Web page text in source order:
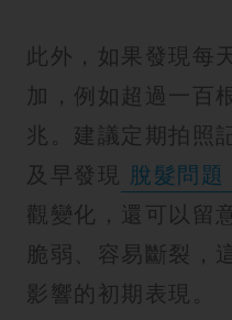
此外，如果發現每
加，例如超過一百
兆。建議定期拍照
及早發現 脫髮問題
觀變化，還可以留
脆弱、容易斷裂，
影響的初期表現。